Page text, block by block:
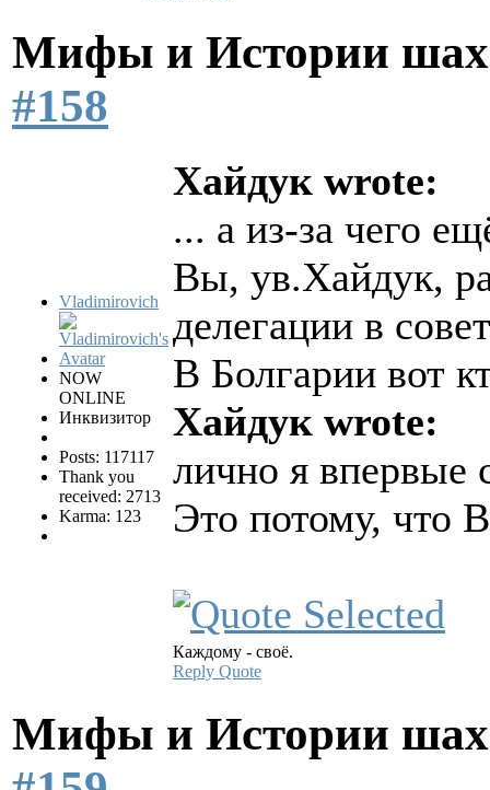
Мифы и Истории
#158
Vladimirovich
NOW
ONLINE
Инквизитор
Posts: 117117
Thank you
received: 2713
Karma: 123
Хайдук wrote:
... а из-за чего
Вы, ув.Хайдук,
делегации в
В Болгарии вот
Хайдук wrote:
лично я
Это потому, что
Каждому - своё.
Reply Quote
Мифы и Истории